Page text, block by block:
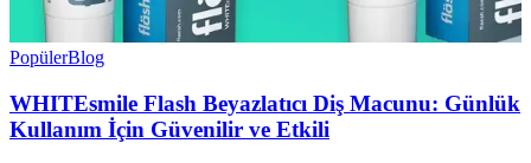
PopülerBlog
WHITEsmile Flash Beyazlatıcı Diş Macunu: Günlük
Kullanım İçin Güvenilir ve Etkili